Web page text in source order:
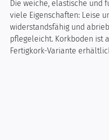
Die weiche, elastische und
viele Eigenschaften: Leise
widerstandsfähig und
pflegeleicht. Korkboden ist
Fertigkork-Variante